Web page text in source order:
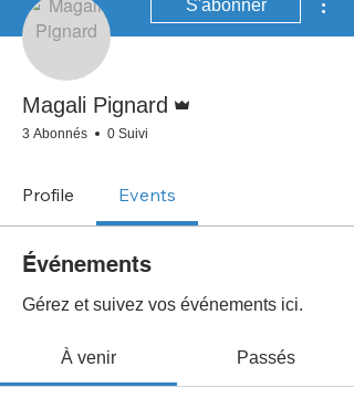
S'abonner
Magali Pignard
3 Abonnés 0 Suivi
Profile Events
Événements
Gérez et suivez vos événements ici.
À venir Passés